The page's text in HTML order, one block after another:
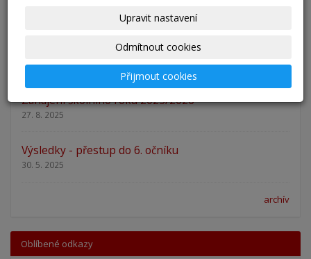
27. 8. 2025
Zahájení školního roku 2025/2026
27. 8. 2025
Výsledky - přestup do 6. očníku
30. 5. 2025
archív
Oblíbené odkazy
Upravit nastavení
Odmítnout cookies
Přijmout cookies